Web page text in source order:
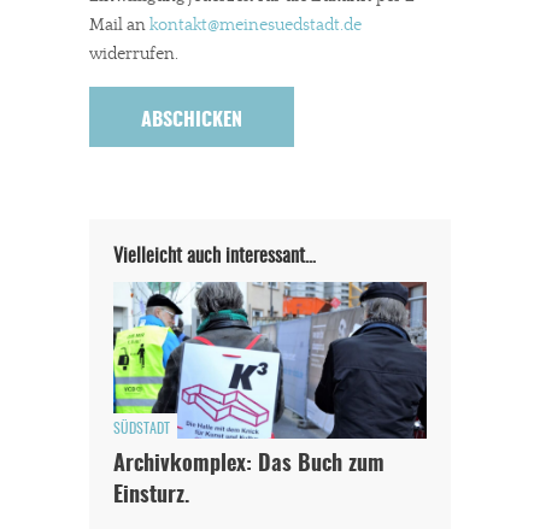
Mail ankontakt@meinesuedstadt.de
widerrufen.
Vielleicht auch interessant…
SÜDSTADT
Archivkomplex: Das Buch zum
Einsturz.